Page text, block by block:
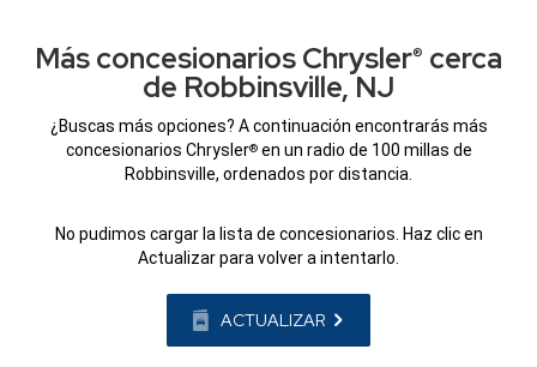
Más concesionarios Chrysler® cerca
de Robbinsville, NJ
¿Buscas más opciones? A continuación encontrarás más
concesionarios Chrysler®en un radio de 100 millas de
Robbinsville, ordenados por distancia.
No pudimos cargar la lista de concesionarios. Haz clic en
Actualizar para volver a intentarlo.
ACTUALIZAR